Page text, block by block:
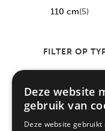
110 cm(5)
FILTER OP
Farmhouse(6)
Deze website
gebruik van
Deze website gebruikt